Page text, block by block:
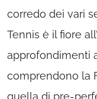
corredo dei vari
Tennis è il fiore
approfondimenti
comprendono la
quella di pre-